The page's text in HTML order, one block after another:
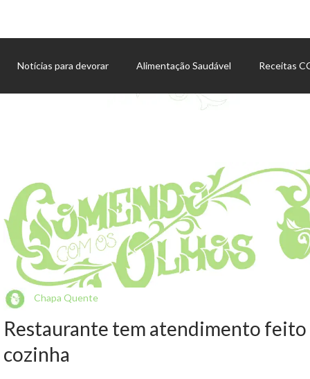
Notícias para devorar Alimentação Saudável Receitas
Chapa Quente
Restaurante tem atendimento feito
cozinha